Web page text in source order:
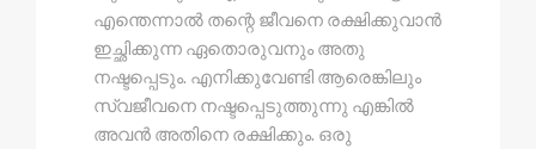
എന്തെന്നാൽ തന്റെ ജീവനെ രക്ഷിക്കുവാൻ
ഇച്ഛിക്കുന്ന ഏതൊരുവനും അതു
നഷ്ടപ്പെടും. എനിക്കുവേണ്ടി ആരെങ്കിലും
സ്വജീവനെ നഷ്ടപ്പെടുത്തുന്നു എങ്കിൽ
അവൻ അതിനെ രക്ഷിക്കും. ഒരു